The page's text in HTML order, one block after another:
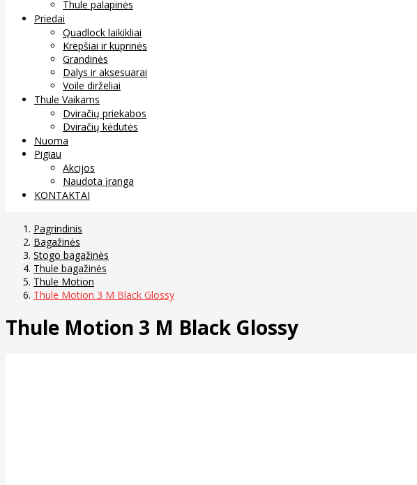
Thule palapinės
Priedai
Quadlock laikikliai
Krepšiai ir kuprinės
Grandinės
Dalys ir aksesuarai
Voile dirželiai
Thule Vaikams
Dviračių priekabos
Dviračių kėdutės
Nuoma
Pigiau
Akcijos
Naudota įranga
KONTAKTAI
Pagrindinis
Bagažinės
Stogo bagažinės
Thule bagažinės
Thule Motion
Thule Motion 3 M Black Glossy
Thule Motion 3 M Black Glossy